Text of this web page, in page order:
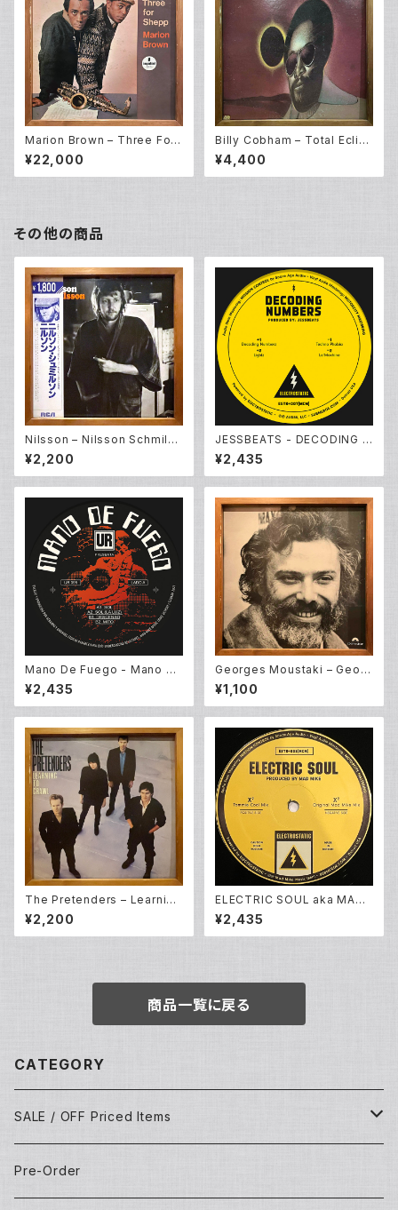
Marion Brown – Three For
Shepp (LP)
¥22,000
Billy Cobham – Total Eclip
se (LP)
¥4,400
その他の商品
Nilsson – Nilsson Schmilss
on (LP)
¥2,200
JESSBEATS - DECODING N
UMBERS EP (12inch New)
¥2,435
Mano De Fuego - Mano De
Fuego EP (12inch New)
¥2,435
Georges Moustaki – Georg
es Moustaki (LP)
¥1,100
The Pretenders – Learning
To Crawl (LP)
¥2,200
ELECTRIC SOUL aka MAD
MIKE - ELECTRIC SOUL EP
¥2,435
商品一覧に戻る
CATEGORY
SALE / OFF Priced Items
Dead Stocks
Pre-Order